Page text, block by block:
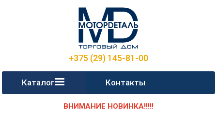
+375 (29) 145-81-00
Каталог Контакты
ВНИМАНИЕ НОВИНКА!!!!!